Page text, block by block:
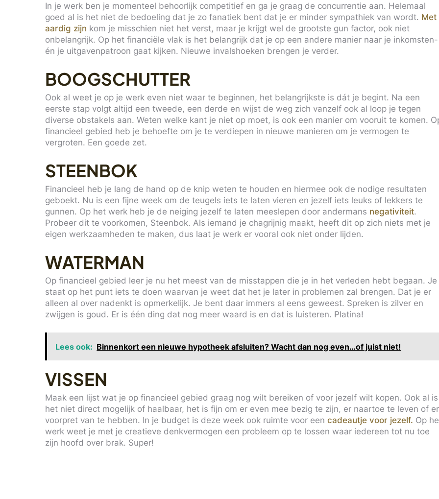
In je werk ben je momenteel behoorlijk competitief en ga je graag de concurrentie aan. Helemaal
goed al is het niet de bedoeling dat je zo fanatiek bent dat je er minder sympathiek van wordt. Met
aardig zijn kom je misschien niet het verst, maar je krijgt wel de grootste gun factor, ook niet
onbelangrijk. Op het financiële vlak is het belangrijk dat je op een andere manier naar je inkomsten-
én je uitgavenpatroon gaat kijken. Nieuwe invalshoeken brengen je verder.
BOOGSCHUTTER
Ook al weet je op je werk even niet waar te beginnen, het belangrijkste is dát je begint. Na een
eerste stap volgt altijd een tweede, een derde en wijst de weg zich vanzelf ook al loop je tegen
diverse obstakels aan. Weten welke kant je niet op moet, is ook een manier om vooruit te komen.
financieel gebied heb je behoefte om je te verdiepen in nieuwe manieren om je vermogen te
vergroten. Een goede zet.
STEENBOK
Financieel heb je lang de hand op de knip weten te houden en hiermee ook de nodige resultaten
geboekt. Nu is een fijne week om de teugels iets te laten vieren en jezelf iets leuks of lekkers te
gunnen. Op het werk heb je de neiging jezelf te laten meeslepen door andermans negativiteit.
Probeer dit te voorkomen, Steenbok. Als iemand je chagrijnig maakt, heeft dit op zich niets met je
eigen werkzaamheden te maken, dus laat je werk er vooral ook niet onder lijden.
WATERMAN
Op financieel gebied leer je nu het meest van de misstappen die je in het verleden hebt begaan. Je
staat op het punt iets te doen waarvan je weet dat het je later in problemen zal brengen. Dat je er
alleen al over nadenkt is opmerkelijk. Je bent daar immers al eens geweest. Spreken is zilver en
zwijgen is goud. Er is één ding dat nog meer waard is en dat is luisteren. Platina!
Lees ook: Binnenkort een nieuwe hypotheek afsluiten? Wacht dan nog even…of juist niet!
VISSEN
Maak een lijst wat je op financieel gebied graag nog wilt bereiken of voor jezelf wilt kopen. Ook al is
het niet direct mogelijk of haalbaar, het is fijn om er even mee bezig te zijn, er naartoe te leven of er
voorpret van te hebben. In je budget is deze week ook ruimte voor een cadeautje voor jezelf. Op
werk weet je met je creatieve denkvermogen een probleem op te lossen waar iedereen tot nu toe
zijn hoofd over brak. Super!